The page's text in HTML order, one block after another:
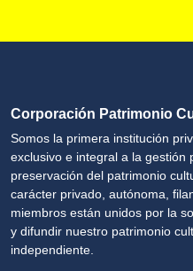
Corporación Patrimonio
Somos la primera institución
exclusivo e integral a la gestión
preservación del patrimonio
carácter privado, autónoma,
miembros están unidos por la
y difundir nuestro patrimonio
independiente.